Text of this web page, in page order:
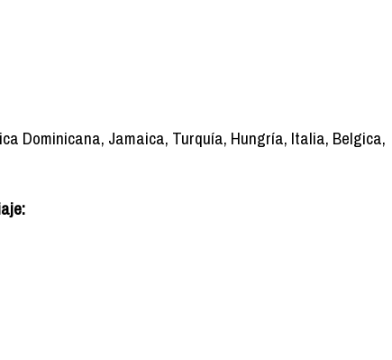
Dominicana, Jamaica, Turquía, Hungría, Italia, Belgica,